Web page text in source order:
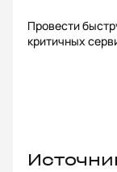
Провести
критичных